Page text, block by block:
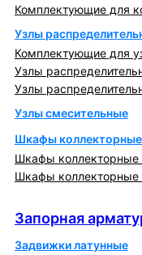
Комплектующие для
Узлы
Комплектующие для
Узлы
Узлы
Узлы смесительные
Шкафы коллекторные
Шкафы коллекторные
Шкафы
Запорная
Задвижки латунные